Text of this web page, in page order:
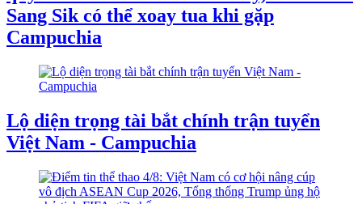
Sang Sik có thể xoay tua khi gặp
Campuchia
Lộ diện trọng tài bắt chính trận tuyển
Việt Nam - Campuchia